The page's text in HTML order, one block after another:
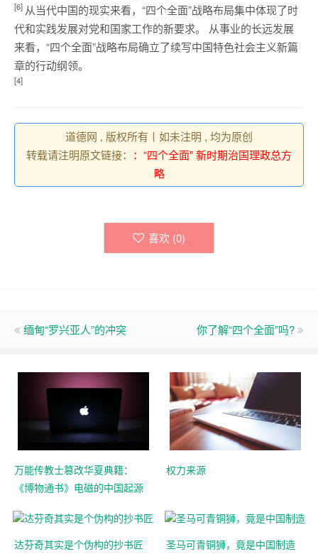
[6] 从当代中国的现实来看，“四个全面”战略布局集中体现了时
代和实践发展对党和国家工作的新要求。 从事业的长远发展
来看，“四个全面”战略布局确立了续写中国特色社会主义新篇
章的行动纲领。
[4]
道德网 , 版权所有丨如未注明 , 均为原创
转载请注明原文链接： ：“四个全面” 新时期治国理政总方
略
喜欢 (0)
缅甸“罗兴亚人”的冲突 你了解“四个全面”吗?
万能传教士篡改华夏典籍：
《博物通书》电磁的中国起源
权力来源
达芬奇其实是个伪构的抄书匠 圣马可青铜狮，竟是中国制造